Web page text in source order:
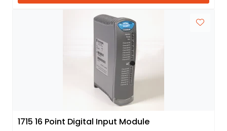
1715 16 Point Digital Input Module